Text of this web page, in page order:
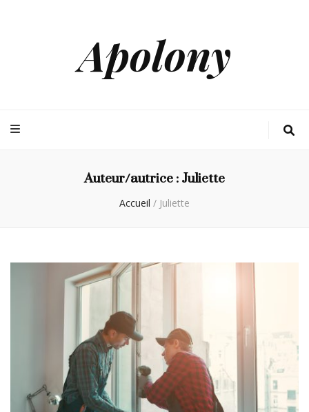
Apolony
Auteur/autrice :Juliette
Accueil / Juliette